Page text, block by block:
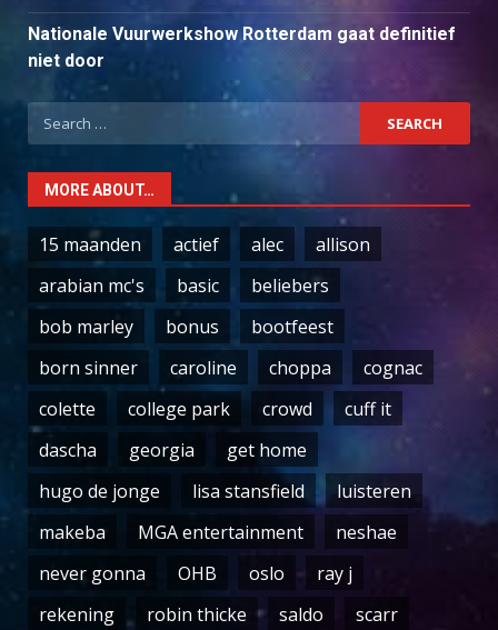
Nationale Vuurwerkshow Rotterdam gaat definitief
niet door
Search
for:
MORE ABOUT…
15 maanden actief alec
allison
arabian mc's
basic
beliebers
bob marley
bonus
bootfeest
born sinner
caroline choppa
cognac
colette
college park crowd
cuff it
dascha
georgia
get home
hugo de jonge
lisa stansfield
luisteren
makeba
MGA entertainment
neshae
never gonna
OHB oslo
ray j
rekening
robin thicke saldo scarr